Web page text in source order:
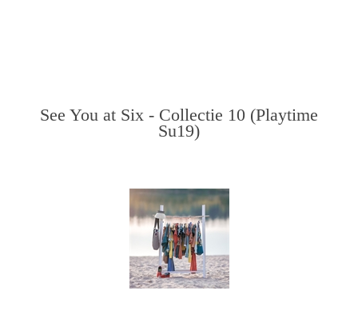
See You at Six - Collectie 10 (Playtime
Su19)